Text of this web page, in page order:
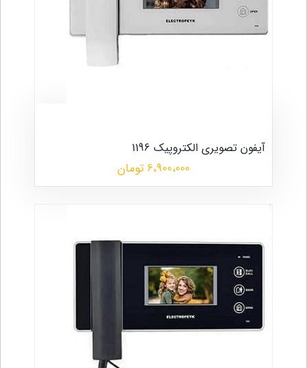
آیفون تصویری الکتروپیک 1196
6،900،000 تومان